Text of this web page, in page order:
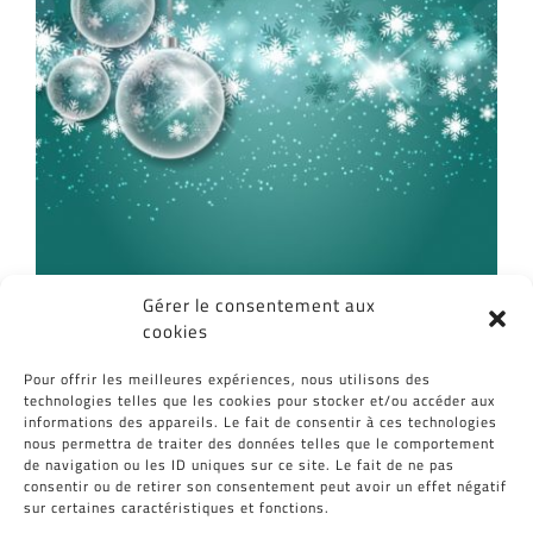
Gérer le consentement aux
cookies
Pour offrir les meilleures expériences, nous utilisons des
technologies telles que les cookies pour stocker et/ou accéder aux
informations des appareils. Le fait de consentir à ces technologies
nous permettra de traiter des données telles que le comportement
de navigation ou les ID uniques sur ce site. Le fait de ne pas
consentir ou de retirer son consentement peut avoir un effet négatif
sur certaines caractéristiques et fonctions.
Partagez cet article, Choisissez votre
Plateforme!
Facebook
TwitterRedditLinkedInWhatsApp
TumblrPinterest
Vk Email